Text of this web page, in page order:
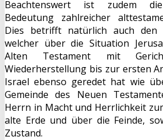
Beachtenswert ist zudem die
Bedeutung zahlreicher
Dies betrifft natürlich auch den
welcher über die Situation
Alten Testament mit
Wiederherstellung bis zur ersten
Israel ebenso geredet hat wie
Gemeinde des Neuen
Herrn in Macht und Herrlichkeit
alte Erde und über die Feinde,
Zustand.